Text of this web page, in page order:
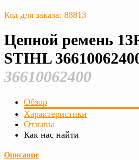
Код для заказа: 88813
Цепной ремень
STIHL
36610062400
Обзор
Характеристики
Отзывы
Как нас найти
Описание